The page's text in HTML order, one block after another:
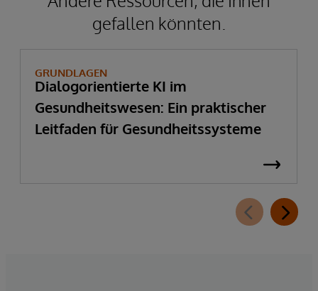
gefallen könnten.
GRUNDLAGEN
Dialogorientierte KI im
Gesundheitswesen: Ein praktischer
Leitfaden für Gesundheitssysteme